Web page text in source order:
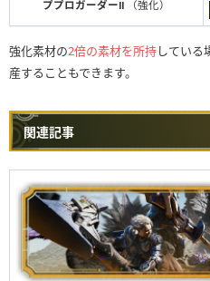
ププロガーダーⅡ （強化）
強化素材の2倍の素材を所持している
産することもできます。
関連記事